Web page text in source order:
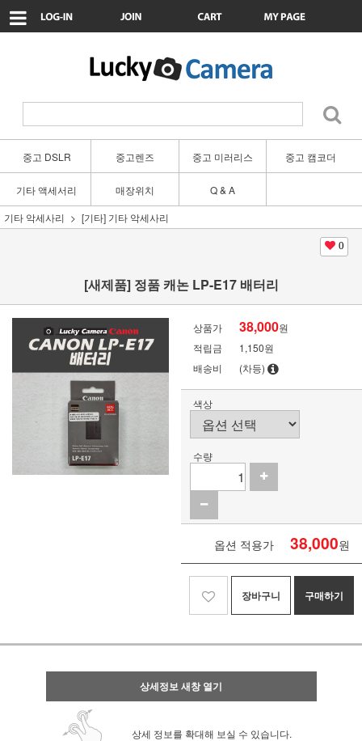
중고 DSLR 중고렌즈 중고 미러리스 중고 캠코더
기타 액세서리 매장위치
Q & A
기타 악세사리
[기타] 기타 악세사리
0
[새제품] 정품 캐논 LP-E17 배터리
상품가 38,000원
적립금
1,150원
배송비
(차등)
색상
수량
옵션 적용가 38,000원
장바구니 구매하기
상세정보 새창 열기
상세 정보를 확대해 보실 수 있습니다.